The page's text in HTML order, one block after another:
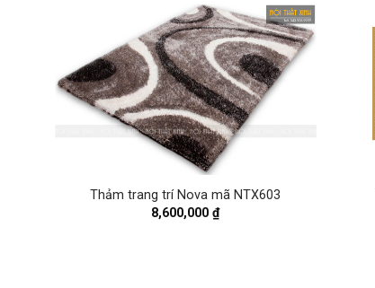
Thảm trang trí Nova mã NTX603
8,600,000₫